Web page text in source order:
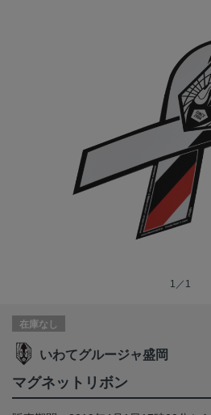
1／1
在庫なし
いわてグルージャ盛岡
マグネットリボン